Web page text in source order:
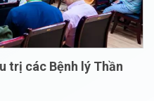
trị các Bệnh lý Thần